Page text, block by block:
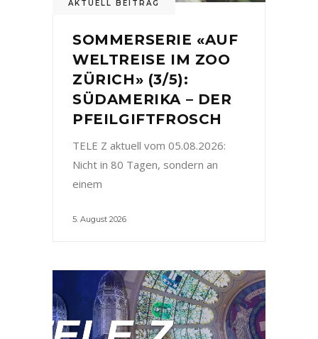
AKTUELL BEITRAG
SOMMERSERIE «AUF
WELTREISE IM ZOO
ZÜRICH» (3/5):
SÜDAMERIKA – DER
PFEILGIFTFROSCH
TELE Z aktuell vom 05.08.2026:
Nicht in 80 Tagen, sondern an
einem
5. August 2026